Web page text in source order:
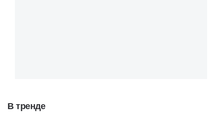
В тренде